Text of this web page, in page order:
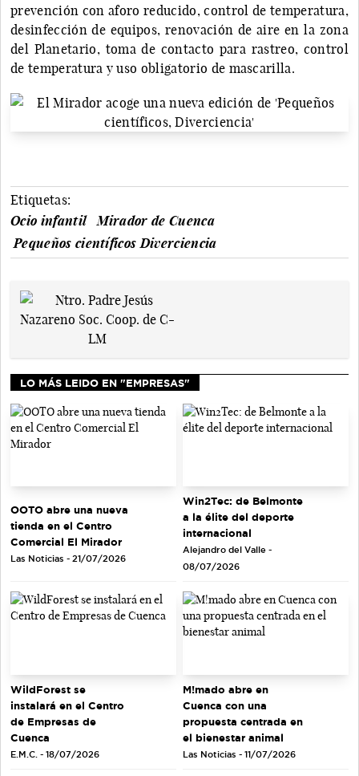
prevención con aforo reducido, control de temperatura,
desinfección de equipos, renovación de aire en la zona
del Planetario, toma de contacto para rastreo, control
de temperatura y uso obligatorio de mascarilla.
Etiquetas:
Ocio infantil
Mirador de Cuenca
Pequeños científicos Diverciencia
LO MÁS LEIDO EN "EMPRESAS"
OOTO abre una nueva
tienda en el Centro
Comercial El Mirador
Las Noticias - 21/07/2026
Win2Tec: de Belmonte
a la élite del deporte
internacional
Alejandro del Valle -
08/07/2026
WildForest se
instalará en el Centro
de Empresas de
Cuenca
E.M.C. - 18/07/2026
M!mado abre en
Cuenca con una
propuesta centrada en
el bienestar animal
Las Noticias - 11/07/2026